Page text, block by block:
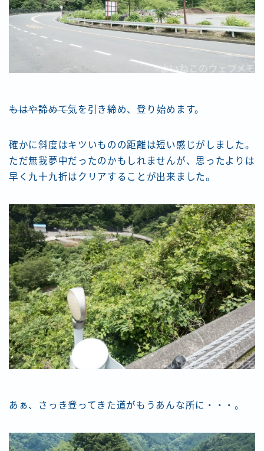
Follow Me
もはや諦めて気を引き締め、登り始めます。
確かに斜度はキツいものの距離は短い感じがしました。
ただ無我夢中だったのかもしれませんが、思ったよりは
早く九十九折はクリアすることが出来ました。
あぁ、さっき登ってきた道がもうあんな所に・・・。